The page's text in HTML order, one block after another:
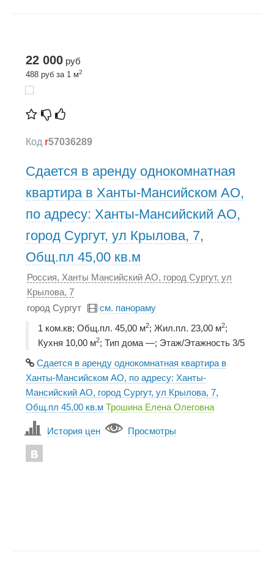
22 000 руб
488 руб за 1 м2
Код r57036289
Сдается в аренду однокомнатная
квартира в Ханты-Мансийском АО,
по адресу: Ханты-Мансийский АО,
город Сургут, ул Крылова, 7,
Общ.пл 45,00 кв.м
Россия, Ханты Мансийский АО, город Сургут, ул
Крылова, 7
город Сургут
см. панораму
1 ком.кв; Общ.пл. 45,00 м2; Жил.пл. 23,00 м2;
Кухня 10,00 м2; Тип дома —; Этаж/Этажность 3/5
Сдается в аренду однокомнатная квартира в
Ханты-Мансийском АО, по адресу: Ханты-
Мансийский АО, город Сургут, ул Крылова, 7,
Общ.пл 45,00 кв.м Трошина Елена Олеговна
История цен Просмотры